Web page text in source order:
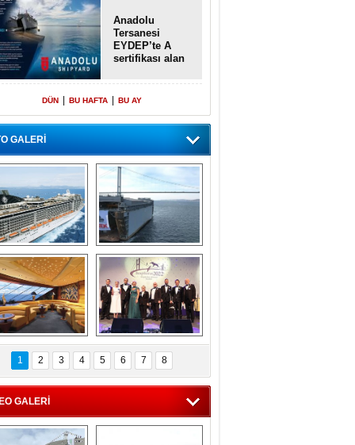
Anadolu
Tersanesi
EYDEP’te A
sertifikası alan
DÜN BU HAFTA BU AY
GALERİ
içinde gemi”
ile MSC
Splendida
Dünyada tek!
Denizaltı yüzer
havuzu intikal
seyrine başladı
55 milyon
turizm geliri
müjdesi
5. Bosphorus Ship
Brokers Dinner,
İstanbul’da yapıldı
1 2 3 4 5 6 7 8
GALERİ